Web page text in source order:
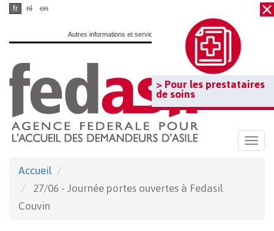
Passer
contenu
principal
> Pour les prestataires
de soins
fr nl en
Autres informations et services officiels :www.belgium.be
Accueil
27/06 - Journée portes ouvertes à Fedasil
Couvin